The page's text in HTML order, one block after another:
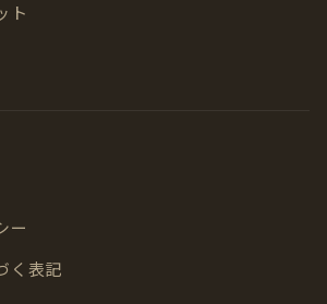
ト
ー
く表記